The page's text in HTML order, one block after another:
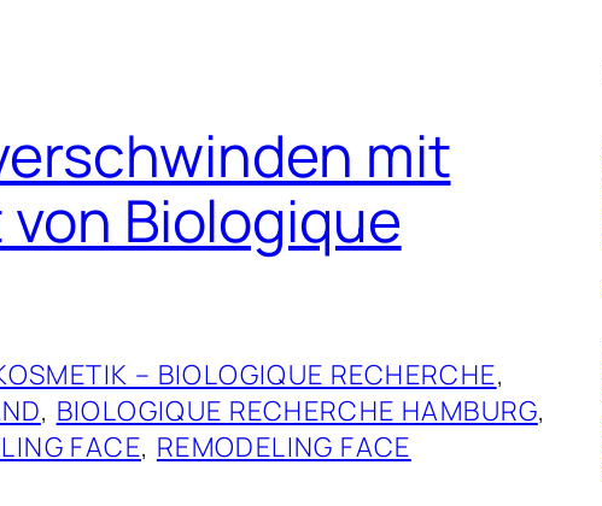
mit
Biologique
– BIOLOGIQUE RECHERCHE
, BIOLOGIQUE RECHERCHE HAMBURG
FACE, REMODELING FACE